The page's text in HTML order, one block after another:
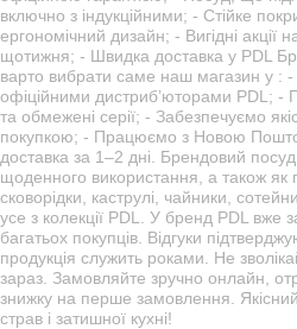
включно з індукційними; - Стійке
ергономічний дизайн; - Вигідні
щотижня; - Швидка доставка у PDL
варто вибрати саме наш магазин у :
офіційними дистриб’юторами PDL; -
та обмежені серії; - Забезпечуємо
покупкою; - Працюємо з Новою
доставка за 1–2 дні. Брендовий
щоденного використання, а також
сковорідки, каструлі, чайники,
усе з колекції PDL. У бренд PDL вже
багатьох покупців. Відгуки
продукція служить роками. Не
зараз. Замовляйте зручно онлайн,
знижку на перше замовлення.
страв і затишної кухні!